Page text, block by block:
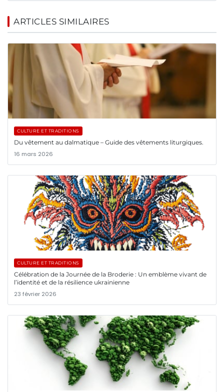
ARTICLES SIMILAIRES
CULTURE ET TRADITIONS
Du vêtement au dalmatique – Guide des vêtements liturgiques.
16 mars 2026
CULTURE ET TRADITIONS
Célébration de la Journée de la Broderie : Un emblème vivant de
l’identité et de la résilience ukrainienne
23 février 2026